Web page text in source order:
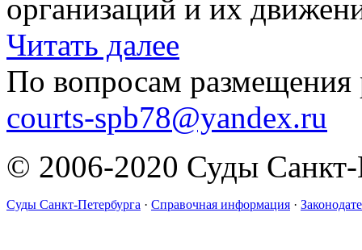
организаций и их
Читать далее
По вопросам размещения
courts-spb78@yandex.ru
© 2006-2020 Суды Санкт-
Суды Санкт-Петербурга · Справочная информация ·